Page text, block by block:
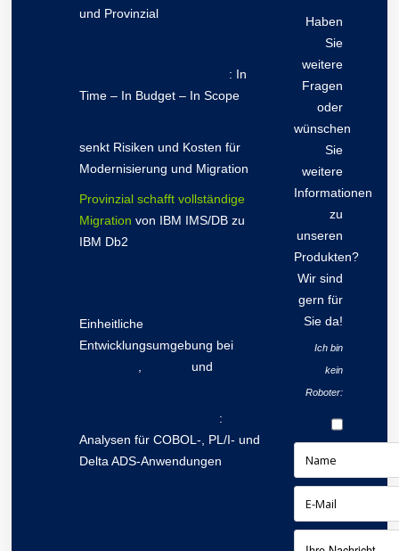
und Provinzial
: In
Time – In Budget – In Scope
senkt Risiken und Kosten für
Modernisierung und Migration
Provinzial schafft vollständige
Migration von IBM IMS/DB zu
IBM Db2
Einheitliche
Entwicklungsumgebung bei
und
:
Analysen für COBOL-, PL/I- und
Delta ADS-Anwendungen
Haben
Sie
weitere
Fragen
oder
wünschen
Sie
weitere
Informationen
zu
unseren
Produkten?
Wir sind
gern für
Sie da!
Ich bin
kein
Roboter: